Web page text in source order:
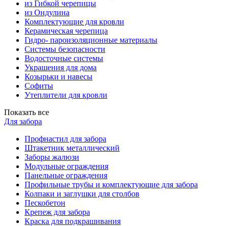
из Гибкой черепицы
из Ондулина
Комплектующие для кровли
Керамическая черепица
Гидро- пароизоляционные материалы
Системы безопасности
Водосточные системы
Украшения для дома
Козырьки и навесы
Софиты
Утеплители для кровли
Показать все
Для забора
Профнастил для забора
Штакетник металлический
Заборы жалюзи
Модульные ограждения
Панельные ограждения
Профильные трубы и комплектующие для забора
Колпаки и заглушки для столбов
Пескобетон
Крепеж для забора
Краска для подкрашивания